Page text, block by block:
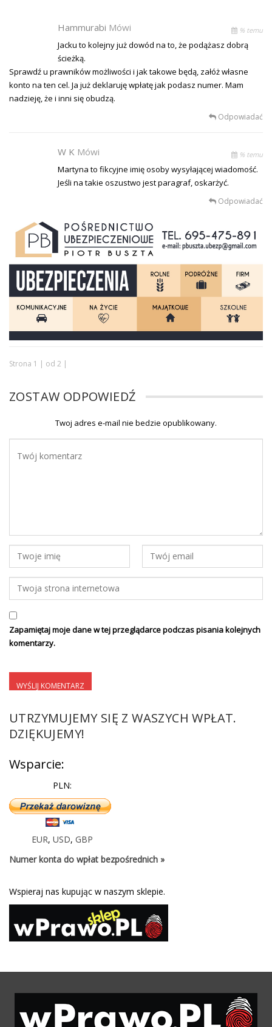
Hammurabi Mówi % temu
Jacku to kolejny już dowód na to, że podążasz dobrą
ścieżką.
Sprawdź u prawników możliwości i jak takowe będą, załóż własne
konto na ten cel. Ja już deklaruję wpłatę jak podasz numer. Mam
nadzieję, że i inni się obudzą.
Odpowiadać
W K Mówi % temu
Martyna to fikcyjne imię osoby wysyłającej wiadomość.
Jeśli na takie oszustwo jest paragraf, oskarżyć.
Odpowiadać
Strona 1 | od 2 |
ZOSTAW ODPOWIEDŹ
Twoj adres e-mail nie bedzie opublikowany.
Zapamiętaj moje dane w tej przeglądarce podczas pisania kolejnych
komentarzy.
UTRZYMUJEMY SIĘ Z WASZYCH WPŁAT.
DZIĘKUJEMY!
Wsparcie:
PLN:
EUR, USD, GBP
Numer konta do wpłat bezpośrednich »
Wspieraj nas kupując w naszym sklepie.